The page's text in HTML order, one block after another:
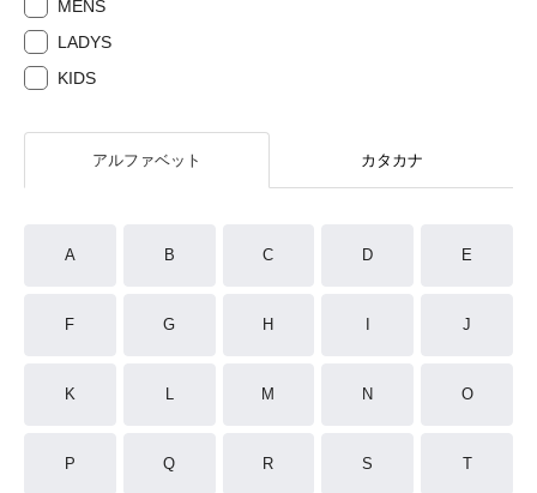
MENS
LADYS
KIDS
アルファベット カタカナ
A B C D E
F G H J
K L M N O
P Q R S T